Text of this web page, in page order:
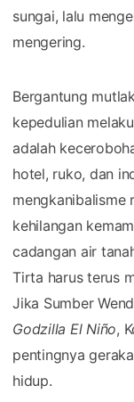
sungai, lalu
mengering.
Bergantung
kepedulian
adalah
hotel, ruko, dan
mengkanibalisme
kehilangan
cadangan air
Tirta harus terus
Jika Sumber
Godzilla El Niño,
pentingnya
hidup.